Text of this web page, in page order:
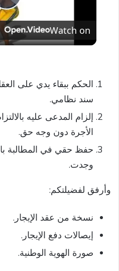
l
Watch on
الحكم ببقاء يدي على
سند نظامي.
إلزام المدعى عليه
الأجرة دون وجه حق.
حفظ حقي في المطالبة
وجدت.
وأرفق لفضيلتكم:
نسخة من عقد الإيجار.
إيصالات دفع الإيجار.
صورة الهوية الوطنية.